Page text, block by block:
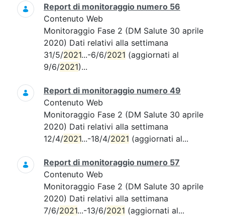
Report di monitoraggio numero 56
Contenuto Web
Monitoraggio Fase 2 (DM Salute 30 aprile
2020) Dati relativi alla settimana
31/5/2021...-6/6/2021 (aggiornati al
9/6/2021)...
Report di monitoraggio numero 49
Contenuto Web
Monitoraggio Fase 2 (DM Salute 30 aprile
2020) Dati relativi alla settimana
12/4/2021...-18/4/2021 (aggiornati al...
Report di monitoraggio numero 57
Contenuto Web
Monitoraggio Fase 2 (DM Salute 30 aprile
2020) Dati relativi alla settimana
7/6/2021...-13/6/2021 (aggiornati al...